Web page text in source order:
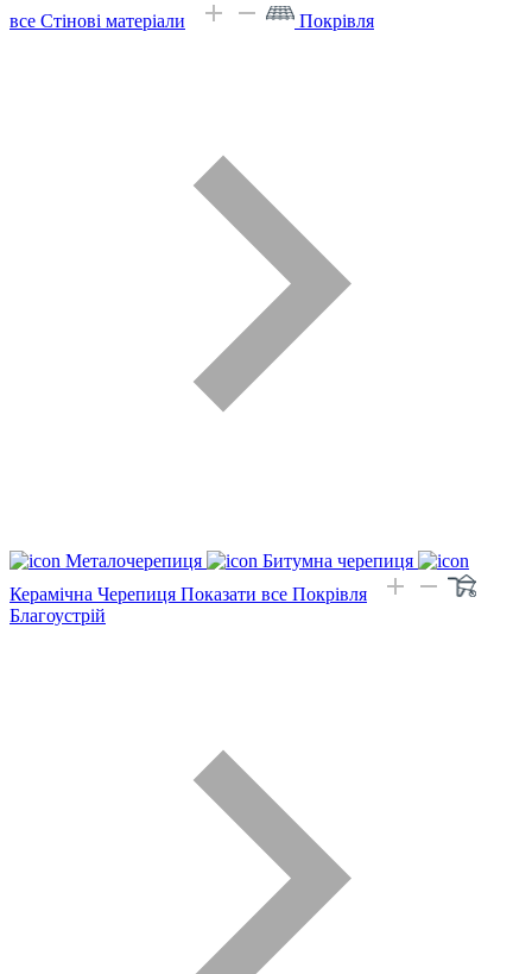
все Стінові матеріали
Покрівля
Металочерепиця
Битумна черепиця
Керамічна Черепиця Показати все Покрівля
Благоустрій